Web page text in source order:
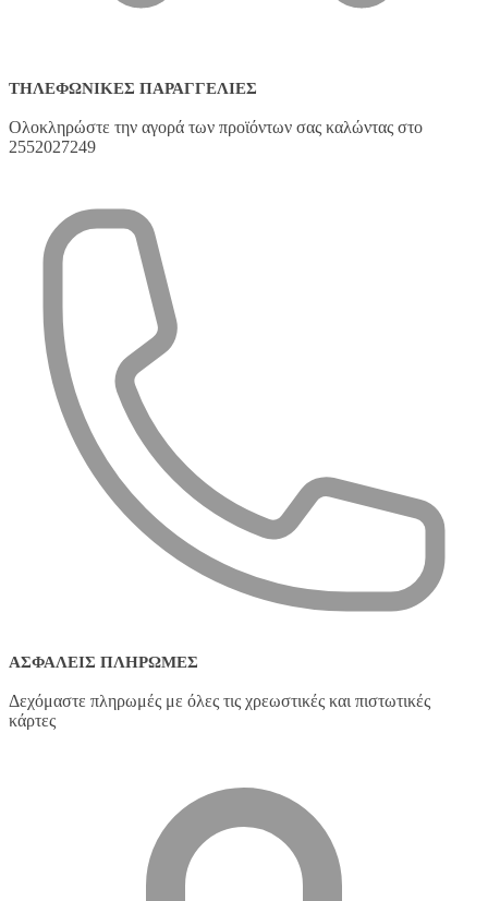
ΤΗΛΕΦΩΝΙΚΈΣ ΠΑΡΑΓΓΕΛΊΕΣ
Ολοκληρώστε την αγορά των προϊόντων σας καλώντας στο
2552027249
ΑΣΦΑΛΕΊΣ ΠΛΗΡΩΜΈΣ
Δεχόμαστε πληρωμές με όλες τις χρεωστικές και πιστωτικές
κάρτες